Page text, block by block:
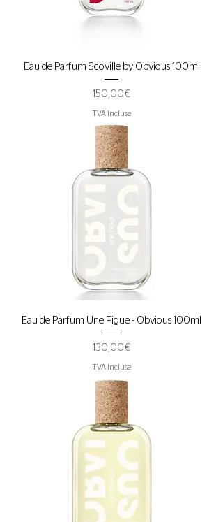
Eau de Parfum Scoville by Obvious 100ml
Prix
150,00 €
TVA Incluse
Eau de Parfum Une Figue - Obvious 100ml
Prix
130,00 €
TVA Incluse